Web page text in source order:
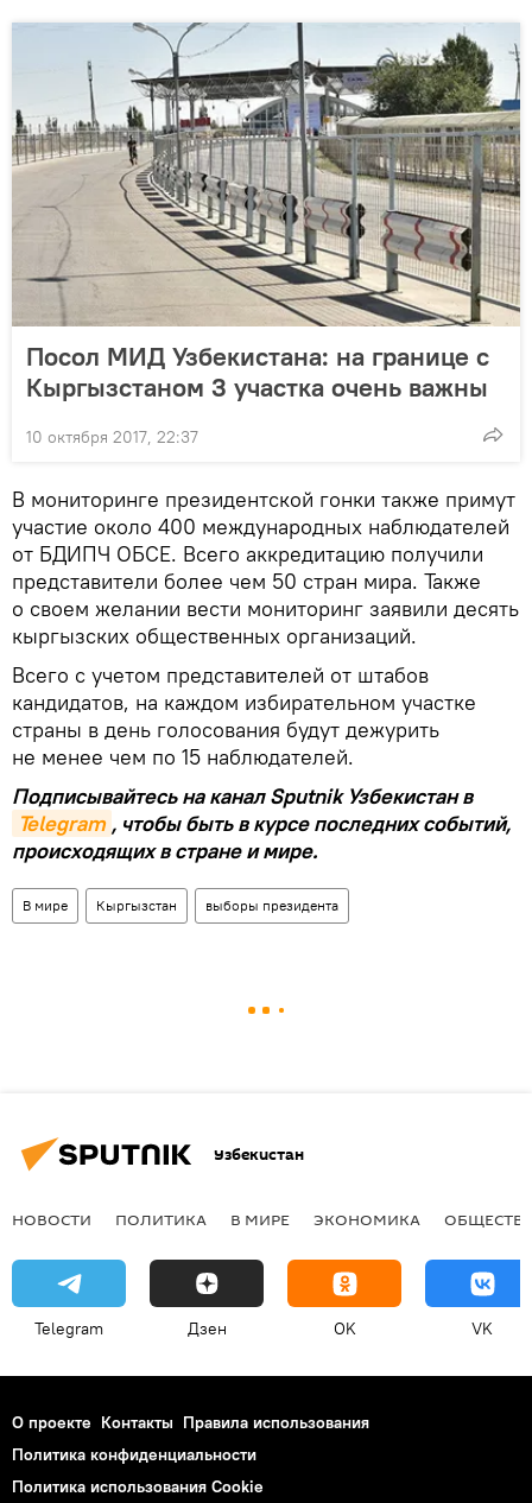
Посол МИД Узбекистана: на границе с
Кыргызстаном 3 участка очень важны
10 октября 2017, 22:37
В мониторинге президентской гонки также примут
участие около 400 международных наблюдателей
от БДИПЧ ОБСЕ. Всего аккредитацию получили
представители более чем 50 стран мира. Также
о своем желании вести мониторинг заявили десять
кыргызских общественных организаций.
Всего с учетом представителей от штабов
кандидатов, на каждом избирательном участке
страны в день голосования будут дежурить
не менее чем по 15 наблюдателей.
Подписывайтесь на канал Sputnik Узбекистан в
Telegram , чтобы быть в курсе последних событий,
происходящих в стране и мире.
В мире Кыргызстан выборы президента
Узбекистан
НОВОСТИ ПОЛИТИКА В МИРЕ ЭКОНОМИКА
Telegram Дзен OK VK
О проекте Контакты Правила использования
Политика конфиденциальности
Политика использования Cookie